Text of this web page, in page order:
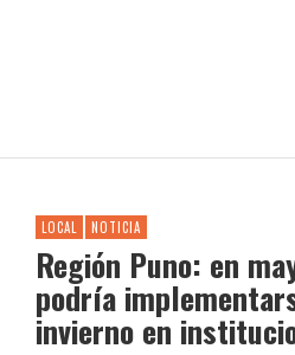
LOCAL NOTICIA
Región Puno: en
podría
invierno en